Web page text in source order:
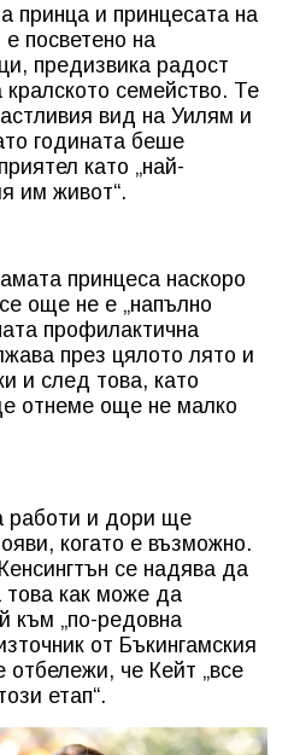
принца и принцесата на
посветено на
предизвика радост
семейство. Те
вид на Уилям и
годината беше
като „най-
им живот“.
принцеса наскоро
още не е „напълно
профилактична
през цялото лято и
и след това, като
отнеме още не малко
работи и дори ще
когато е възможно.
се надява да
това как може да
към „по-редовна
от Бъкингамския
че Кейт „все
етап“.